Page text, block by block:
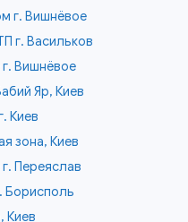
г. Вишнёвое
г. Васильков
Вишнёвое
Яр, Киев
Киев
зона, Киев
Переяслав
Борисполь
Киев